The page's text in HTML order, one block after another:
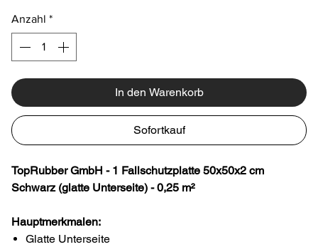
Anzahl *
In den Warenkorb
Sofortkauf
TopRubber GmbH - 1 Fallschutzplatte 50x50x2 cm
Schwarz (glatte Unterseite) - 0,25 m²
Hauptmerkmalen:
Glatte Unterseite